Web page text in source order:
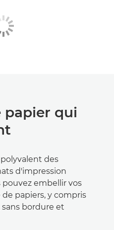
papier qui
des
d'impression
pouvez embellir vos
papiers, y compris
sans bordure et